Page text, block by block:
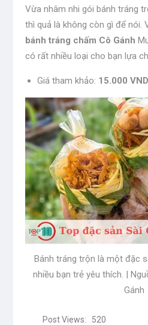
Vừa nhâm nhi gói bánh tráng
thì quả là không còn gì để nói.
bánh tráng chấm Cô Gánh
có rất nhiều loại cho bạn lựa
Giá tham khảo: 15.000
Bánh tráng trộn là một đặc
nhiều bạn trẻ yêu thích. |
Gánh
Post Views: 520